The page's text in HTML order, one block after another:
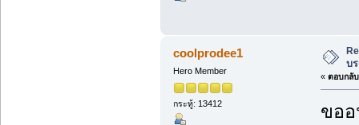
coolprodee1
Hero Member
กระทู้: 13412
บ
« ตอบกลั
ขอ